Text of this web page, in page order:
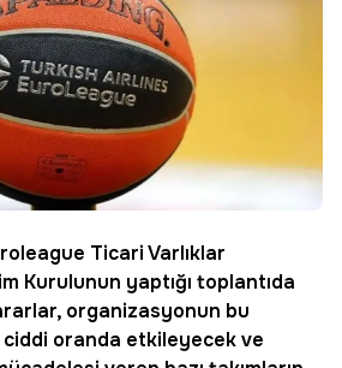
Ticari Varlıklar
Kurulunun yaptığı toplantıda
organizasyonun bu
oranda etkileyecek ve